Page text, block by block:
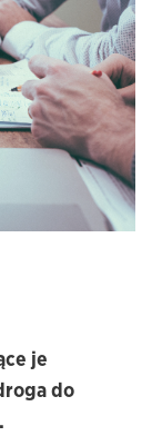
je
do